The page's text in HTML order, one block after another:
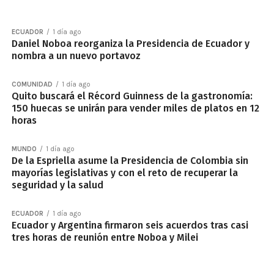
ECUADOR 1 día ago
Daniel Noboa reorganiza la Presidencia de Ecuador y
nombra a un nuevo portavoz
COMUNIDAD 1 día ago
Quito buscará el Récord Guinness de la gastronomía:
150 huecas se unirán para vender miles de platos en 12
horas
MUNDO 1 día ago
De la Espriella asume la Presidencia de Colombia sin
mayorías legislativas y con el reto de recuperar la
seguridad y la salud
ECUADOR 1 día ago
Ecuador y Argentina firmaron seis acuerdos tras casi
tres horas de reunión entre Noboa y Milei